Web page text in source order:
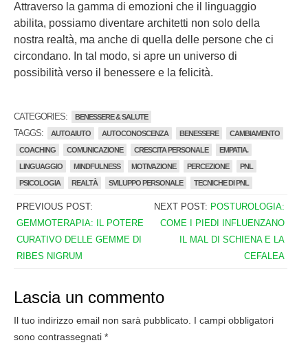
Attraverso la gamma di emozioni che il linguaggio
abilita, possiamo diventare architetti non solo della
nostra realtà, ma anche di quella delle persone che ci
circondano. In tal modo, si apre un universo di
possibilità verso il benessere e la felicità.
CATEGORIES: BENESSERE & SALUTE
TAGGS: AUTOAIUTO AUTOCONOSCENZA BENESSERE
CAMBIAMENTO
COACHING
COMUNICAZIONE CRESCITA PERSONALE
EMPATIA.
LINGUAGGIO
MINDFULNESS MOTIVAZIONE PERCEZIONE
PNL
PSICOLOGIA
REALTÀ SVILUPPO PERSONALE TECNICHE DI PNL
PREVIOUS POST:
GEMMOTERAPIA: IL POTERE
CURATIVO DELLE GEMME DI
RIBES NIGRUM
NEXT POST: POSTUROLOGIA:
COME I PIEDI INFLUENZANO
IL MAL DI SCHIENA E LA
CEFALEA
Lascia un commento
Il tuo indirizzo email non sarà pubblicato. I campi obbligatori
sono contrassegnati *